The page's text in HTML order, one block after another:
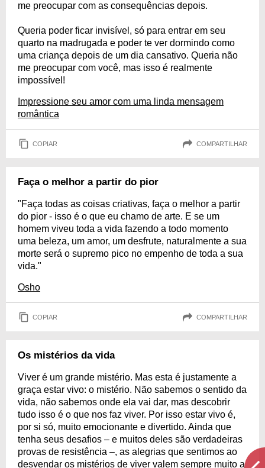
me preocupar com as consequências depois.
Queria poder ficar invisível, só para entrar em seu
quarto na madrugada e poder te ver dormindo como
uma criança depois de um dia cansativo. Queria não
me preocupar com você, mas isso é realmente
impossível!
Impressione seu amor com uma linda mensagem
romântica
COPIAR COMPARTILHAR
Faça o melhor a partir do pior
"Faça todas as coisas criativas, faça o melhor a partir
do pior - isso é o que eu chamo de arte. E se um
homem viveu toda a vida fazendo a todo momento
uma beleza, um amor, um desfrute, naturalmente a sua
morte será o supremo pico no empenho de toda a sua
vida."
Osho
COPIAR COMPARTILHAR
Os mistérios da vida
Viver é um grande mistério. Mas esta é justamente a
graça estar vivo: o mistério. Não sabemos o sentido da
vida, não sabemos onde ela vai dar, mas descobrir
tudo isso é o que nos faz viver. Por isso estar vivo é,
por si só, muito emocionante e divertido. Ainda que
tenha seus desafios – e muitos deles são verdadeiras
provas de resistência –, as alegrias que sentimos ao
desvendar os mistérios de viver valem sempre muito a